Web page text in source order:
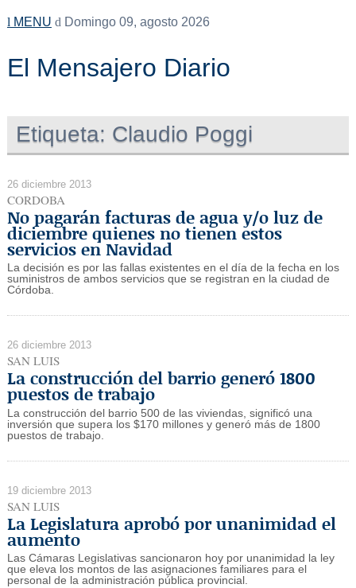
MENU Domingo 09, agosto 2026
El Mensajero Diario
Etiqueta: Claudio Poggi
26 diciembre 2013
CORDOBA
No pagarán facturas de agua y/o luz de
diciembre quienes no tienen estos
servicios en Navidad
La decisión es por las fallas existentes en el día de la fecha en los
suministros de ambos servicios que se registran en la ciudad de
Córdoba.
26 diciembre 2013
SAN LUIS
La construcción del barrio generó 1800
puestos de trabajo
La construcción del barrio 500 de las viviendas, significó una
inversión que supera los $170 millones y generó más de 1800
puestos de trabajo.
19 diciembre 2013
SAN LUIS
La Legislatura aprobó por unanimidad el
aumento
Las Cámaras Legislativas sancionaron hoy por unanimidad la ley
que eleva los montos de las asignaciones familiares para el
personal de la administración pública provincial.